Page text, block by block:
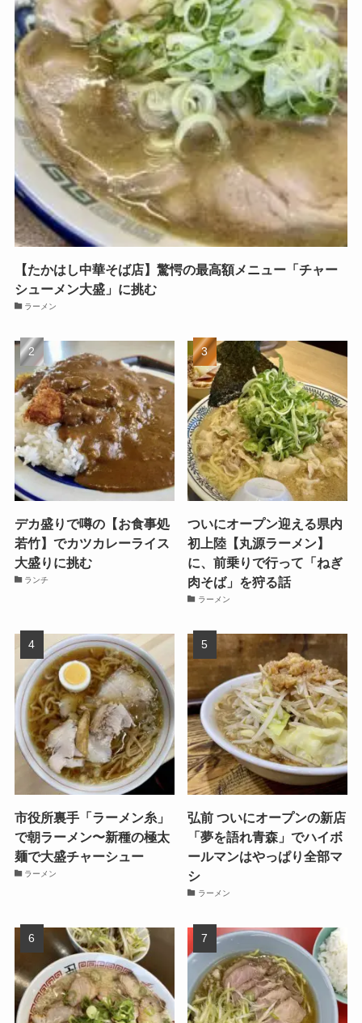
【たかはし中華そば店】驚愕の最高額メニュー「チャー
シューメン大盛」に挑む
ラーメン
デカ盛りで噂の【お食事処
若竹】でカツカレーライス
大盛りに挑む
ランチ
ついにオープン迎える県内
初上陸【丸源ラーメン】
に、前乗りで行って「ねぎ
肉そば」を狩る話
ラーメン
市役所裏手「ラーメン糸」
で朝ラーメン〜新種の極太
麺で大盛チャーシュー
ラーメン
弘前 ついにオープンの新店
「夢を語れ青森」でハイボ
ールマンはやっぱり全部マ
シ
ラーメン